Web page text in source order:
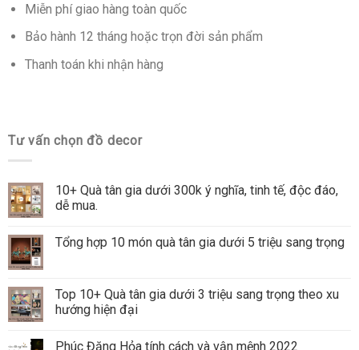
Miễn phí giao hàng toàn quốc
Bảo hành 12 tháng hoặc trọn đời sản phẩm
Thanh toán khi nhận hàng
Tư vấn chọn đồ decor
10+ Quà tân gia dưới 300k ý nghĩa, tinh tế, độc đáo,
dễ mua.
Tổng hợp 10 món quà tân gia dưới 5 triệu sang trọng
Top 10+ Quà tân gia dưới 3 triệu sang trọng theo xu
hướng hiện đại
Phúc Đăng Hỏa tính cách và vận mệnh 2022